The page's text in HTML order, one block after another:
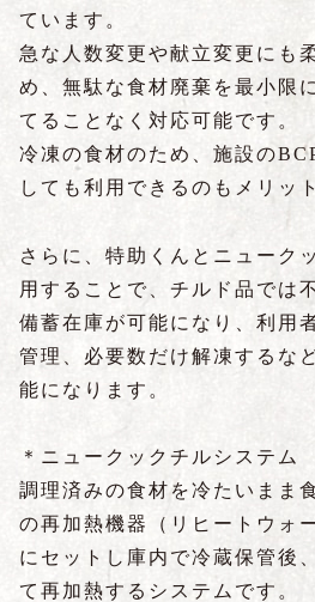
ています。
急な人数変更や献立変更にも
め、無駄な食材廃棄を最小限
てることなく対応可能です。
冷凍の食材のため、施設の
しても利用できるのもメリッ
さらに、特助くんとニューク
用することで、チルド品では
備蓄在庫が可能になり、利用
管理、必要数だけ解凍するな
能になります。
＊ニュークックチルシステム
調理済みの食材を冷たいまま
の再加熱機器（リヒートウォ
にセットし庫内で冷蔵保管後
て再加熱するシステムです。